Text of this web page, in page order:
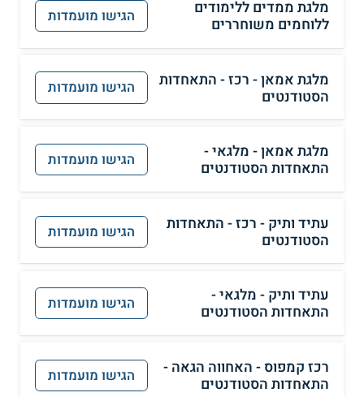
מלגת ממדים ללימודים
ללוחמים משוחררים
הגישו מועמדות
מלגת אמאן - רכז - התאחדות
הסטודנטים
הגישו מועמדות
מלגת אמאן - מלגאי -
התאחדות הסטודנטים
הגישו מועמדות
עתיד ותיק - רכז - התאחדות
הסטודנטים
הגישו מועמדות
עתיד ותיק - מלגאי -
התאחדות הסטודנטים
הגישו מועמדות
רכז קמפוס - האחווה הגאה -
התאחדות הסטודנטים
הגישו מועמדות